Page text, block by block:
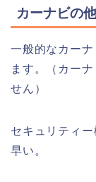
カーナビの
一般的なカー
ます。（カー
せん）
セキュリティ
早い。